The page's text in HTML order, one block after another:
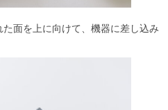
面を上に向けて、機器に差し込み